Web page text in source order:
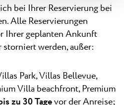
bei Ihrer Reservierung bei
Alle Reservierungen
Ihrer geplanten Ankunft
storniert werden, außer:
Park, Villas Bellevue,
Villa beachfront, Premium
zu 30 Tagevor der Anreise;